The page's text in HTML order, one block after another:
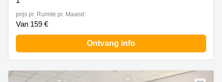
prijs pr. Ruimte pr. Maand:
Van 159 €
Ontvang info